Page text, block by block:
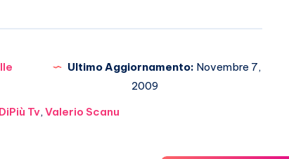
Ultimo Aggiornamento: Novembre 7,
2009
DiPiù Tv, Valerio Scanu